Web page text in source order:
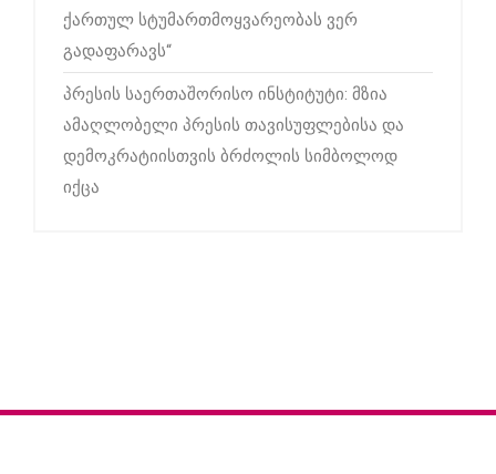
ქართულ სტუმართმოყვარეობას ვერ
გადაფარავს“
პრესის საერთაშორისო ინსტიტუტი: მზია
ამაღლობელი პრესის თავისუფლებისა და
დემოკრატიისთვის ბრძოლის სიმბოლოდ
იქცა